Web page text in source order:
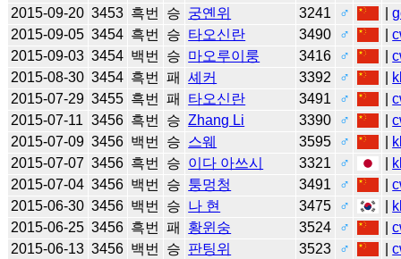
2015-09-20 3453 흑번 승 궁옌위 3241 ♂ |
2015-09-05 3454 흑번 승 타오신란 3490 ♂ |
2015-09-03 3454 백번 승 마오루이룽 3416 ♂ |
2015-08-30 3454 흑번 패 셰커 3392 ♂
2015-07-29 3455 흑번 패 타오신란 3491 ♂ |
2015-07-11 3456 흑번 승 Zhang Li 3390 ♂ |
2015-07-09 3456 백번 승 스웨 3595 ♂
2015-07-07 3456 흑번 승 이다 아쓰시 3321 ♂
2015-07-04 3456 백번 승 퉁멍청 3491 ♂ |
2015-06-30 3456 백번 승 나 현 3475 ♂
2015-06-25 3456 흑번 패 황윈숭 3524 ♂ |
2015-06-13 3456 백번 승 판팅위 3523 ♂ |